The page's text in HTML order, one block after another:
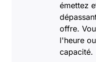
émettez
offre.
l'heure
capacité.